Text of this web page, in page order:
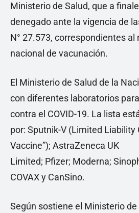
Ministerio de Salud, que a
denegado ante la vigencia de
N° 27.573, correspondientes al
nacional de vacunación.
El Ministerio de Salud de la
con diferentes laboratorios
contra el COVID-19. La lista
por: Sputnik-V (Limited Liability
Vaccine”); AstraZeneca UK
Limited; Pfizer; Moderna;
COVAX y CanSino.
Según sostiene el Ministerio de